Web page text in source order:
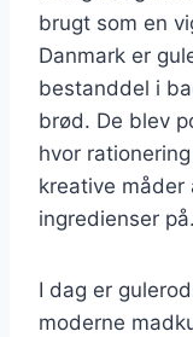
brugt som en
Danmark er
bestanddel i
brød. De blev
hvor
kreative
ingredienser på.
I dag er
moderne